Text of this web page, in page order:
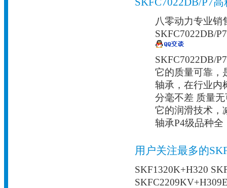
八零动力专业销
SKFC7022DB/
SKFC7022DB/
它的质量可靠，
轴承，在行业内
分毫不差 质量
它的润滑技术，
轴承P4级品种
用户关注最多的
SKF1320K+H320